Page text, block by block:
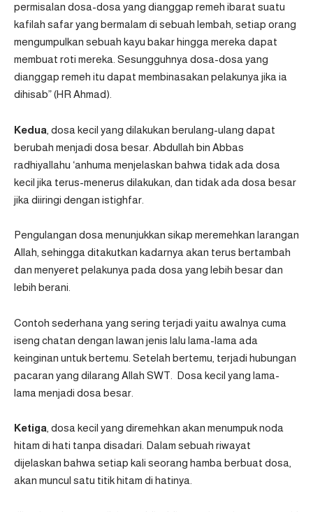
permisalan dosa-dosa yang dianggap remeh ibarat suatu
kafilah safar yang bermalam di sebuah lembah, setiap orang
mengumpulkan sebuah kayu bakar hingga mereka dapat
membuat roti mereka. Sesungguhnya dosa-dosa yang
dianggap remeh itu dapat membinasakan pelakunya jika ia
dihisab” (HR Ahmad).
Kedua , dosa kecil yang dilakukan berulang-ulang dapat
berubah menjadi dosa besar. Abdullah bin Abbas
radhiyallahu ‘anhuma menjelaskan bahwa tidak ada dosa
kecil jika terus-menerus dilakukan, dan tidak ada dosa besar
jika diiringi dengan istighfar.
Pengulangan dosa menunjukkan sikap meremehkan larangan
Allah, sehingga ditakutkan kadarnya akan terus bertambah
dan menyeret pelakunya pada dosa yang lebih besar dan
lebih berani.
Contoh sederhana yang sering terjadi yaitu awalnya cuma
iseng chatan dengan lawan jenis lalu lama-lama ada
keinginan untuk bertemu. Setelah bertemu, terjadi hubungan
pacaran yang dilarang Allah SWT. Dosa kecil yang lama-
lama menjadi dosa besar.
Ketiga , dosa kecil yang diremehkan akan menumpuk noda
hitam di hati tanpa disadari. Dalam sebuah riwayat
dijelaskan bahwa setiap kali seorang hamba berbuat dosa,
akan muncul satu titik hitam di hatinya.